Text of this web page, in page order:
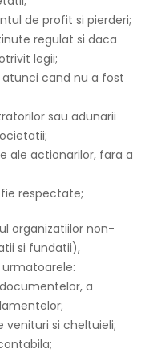
de profit si pierderi;
regulat si daca
legii;
cand nu a fost
sau adunarii
ale actionarilor, fara a
respectate;
organizatiilor non-
si fundatii),
a
venituri si cheltuieli;